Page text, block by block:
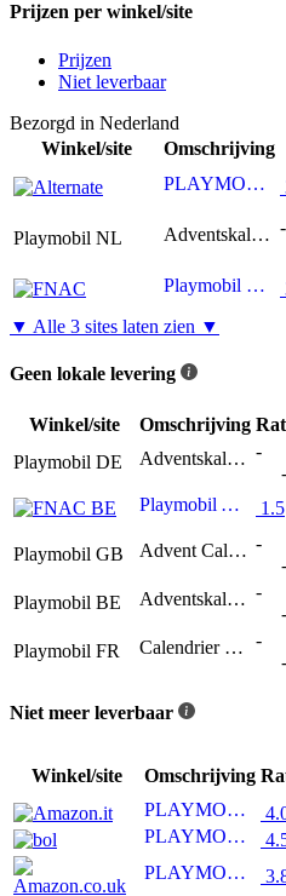
Prijzen per winkel/site
Prijzen
Niet leverbaar
Bezorgd in Nederland
Winkel/site
Omschrijving
PLAYMOBIL City Action - Adventskalender Politie museumdiefstal Constructiespeelgoed
Playmobil NL Adventskalender Politie museumdiefstal -
Playmobil Calendrier de l'Avent 71347 Police
▼ Alle 3 sites laten zien ▼
Geen lokale levering
Winkel/site Omschrijving
Playmobil DE
Adventskalender Polizei Museumsdiebstahl -
-
Playmobil Adventskalender 71347 Politie 1.5
Playmobil GB Advent Calendar Police Museum Theft -
-
Playmobil BE Adventskalender Politie museumdiefstal -
-
Playmobil FR Calendrier de l'Avent Police et voleur de musée
-
-
Niet meer leverbaar
Winkel/site Omschrijving
PLAYMOBIL Calendario dell'Avvento 71347, Furto al museo
PLAYMOBIL Adventskalender 2023 Politie museumdiefstal - 71347
PLAYMOBIL 71347 Advent Calendar - Police Museum Theft, Countdown to Christmas, Includes 24 doors to open each day in December, Christmas toy for children ages 4 years+